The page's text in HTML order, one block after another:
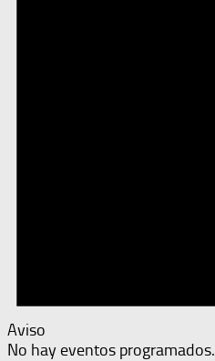
Aviso
No hay eventos programados.